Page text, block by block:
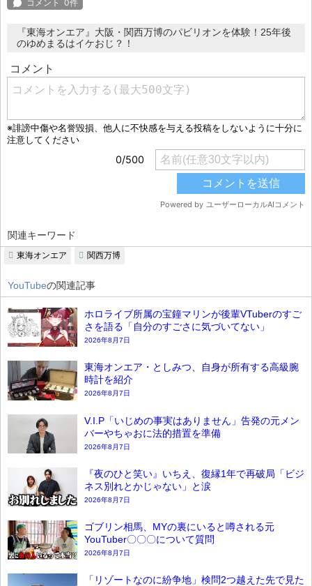
『東海オンエア』大阪・関西万博のパビリオンを体験！25年後
のゆめまるはイケおじ？！
関連キーワード
東海オンエア 関西万博
YouTubeの関連記事
ホロライブ所属の宝鐘マリンが後輩VTuberのすご
さを語る「自分のすごさに気づいてない」
2026年8月7日
東海オンエア・としみつ、自身が所有する高級腕
時計を紹介
2026年8月7日
V.I.P「いじめの事実はありません」告発の元メン
バーやちゃおに法的措置を準備
2026年8月7日
『夜のひと笑い』いちえ、復縁1年で再破局「ビジ
ネス別れとかじゃない」と涙
2026年8月7日
ゴブリン相馬、MYの裏にいると噂される元
YouTuber〇〇〇について質問
2026年8月7日
「リゾートなのに紛争地」検問2つ越えた先で見た